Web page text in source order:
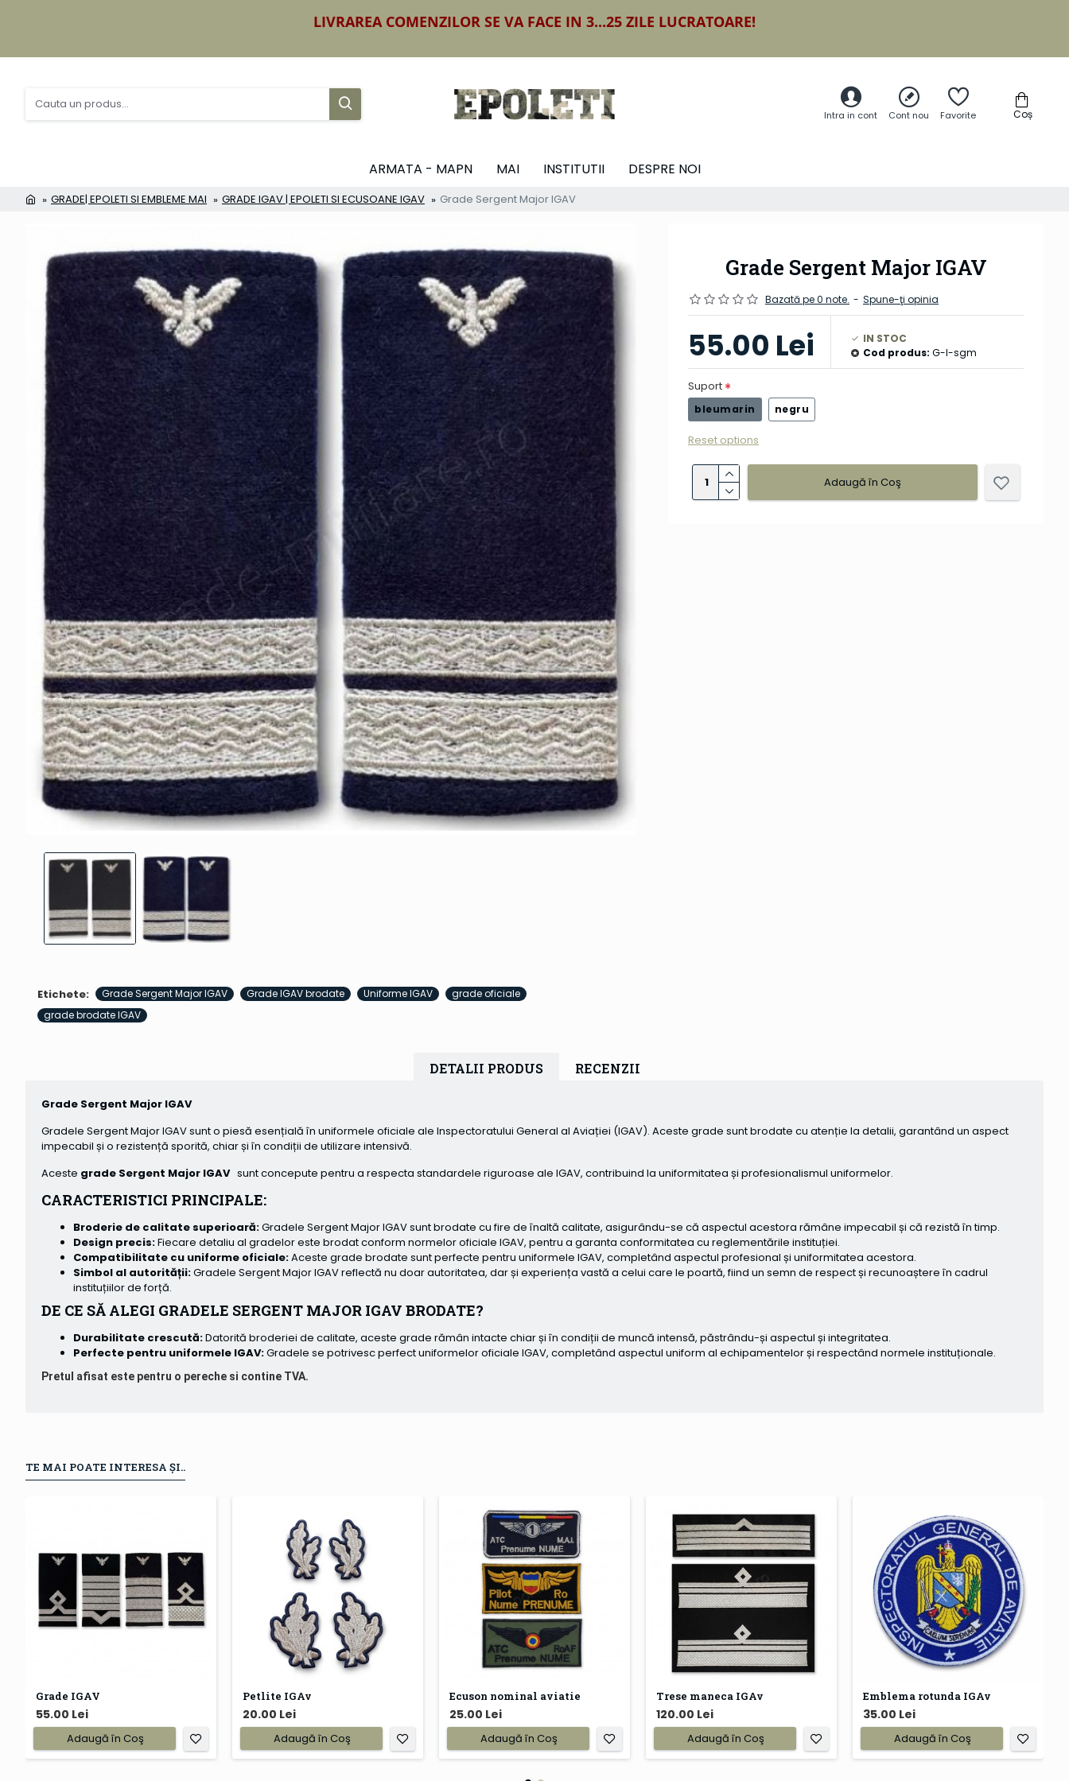
LIVRAREA COMENZILOR SE VA FACE IN 3...25 ZILE LUCRATOARE!
Intra in cont Cont nou Favorite Coș
ARMATA - MAPN MAI INSTITUTII DESPRE NOI
GRADE| EPOLETI SI EMBLEME MAI GRADE IGAV | EPOLETI SI ECUSOANE IGAV Grade Sergent Major IGAV
Etichete: Grade Sergent Major IGAV Grade IGAV brodate Uniforme IGAV
grade oficiale
grade brodate IGAV
Grade Sergent Major IGAV
Bazată pe 0 note. - Spune-ţi opinia
55.00 Lei
IN STOC
Cod produs: G-I-sgm
Suport
bleumarin negru
Reset options
Adaugă în Coş
DETALII PRODUS RECENZII
Grade Sergent Major IGAV
Gradele Sergent Major IGAV sunt o piesă esențială în uniformele oficiale ale Inspectoratului General al Aviației (IGAV). Aceste grade sunt brodate cu atenție la detalii, garantând un aspect
impecabil și o rezistență sporită, chiar și în condiții de utilizare intensivă.
Aceste grade Sergent Major IGAV sunt concepute pentru a respecta standardele riguroase ale IGAV, contribuind la uniformitatea și profesionalismul uniformelor.
CARACTERISTICI PRINCIPALE:
Broderie de calitate superioară:Gradele Sergent Major IGAV sunt brodate cu fire de înaltă calitate, asigurându-se că aspectul acestora rămâne impecabil și că rezistă în timp.
Design precis:Fiecare detaliu al gradelor este brodat conform normelor oficiale IGAV, pentru a garanta conformitatea cu reglementările instituției.
Compatibilitate cu uniforme oficiale:Aceste grade brodate sunt perfecte pentru uniformele IGAV, completând aspectul profesional și uniformitatea acestora.
Simbol al autorității:Gradele Sergent Major IGAV reflectă nu doar autoritatea, dar și experiența vastă a celui care le poartă, fiind un semn de respect și recunoaștere în cadrul
instituțiilor de forță.
DE CE SĂ ALEGI GRADELE SERGENT MAJOR IGAV BRODATE?
Durabilitate crescută:Datorită broderiei de calitate, aceste grade rămân intacte chiar și în condiții de muncă intensă, păstrându-și aspectul și integritatea.
Perfecte pentru uniformele IGAV:Gradele se potrivesc perfect uniformelor oficiale IGAV, completând aspectul uniform al echipamentelor și respectând normele instituționale.
Pretul afisat este pentru o pereche si contine TVA.
TE MAI POATE INTERESA ȘI..
Grade IGAV
55.00 Lei
Adaugă în Coş
Petlite IGAv
20.00 Lei
Adaugă în Coş
Ecuson nominal aviatie
25.00 Lei
Adaugă în Coş
Trese maneca IGAv
120.00 Lei
Adaugă în Coş
Emblema rotunda IGAv
35.00 Lei
Adaugă în Coş